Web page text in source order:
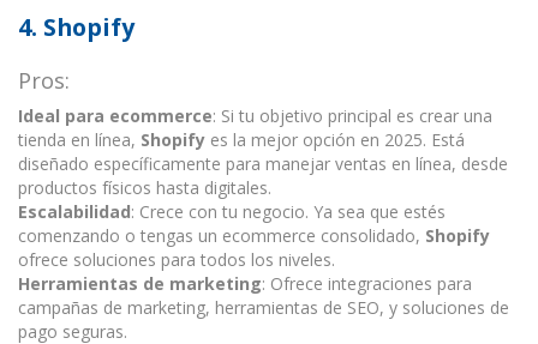
4. Shopify
Pros:
Ideal para ecommerce: Si tu objetivo principal es crear una
tienda en línea, Shopify es la mejor opción en 2025. Está
diseñado específicamente para manejar ventas en línea, desde
productos físicos hasta digitales.
Escalabilidad: Crece con tu negocio. Ya sea que estés
comenzando o tengas un ecommerce consolidado, Shopify
ofrece soluciones para todos los niveles.
Herramientas de marketing: Ofrece integraciones para
campañas de marketing, herramientas de SEO, y soluciones de
pago seguras.